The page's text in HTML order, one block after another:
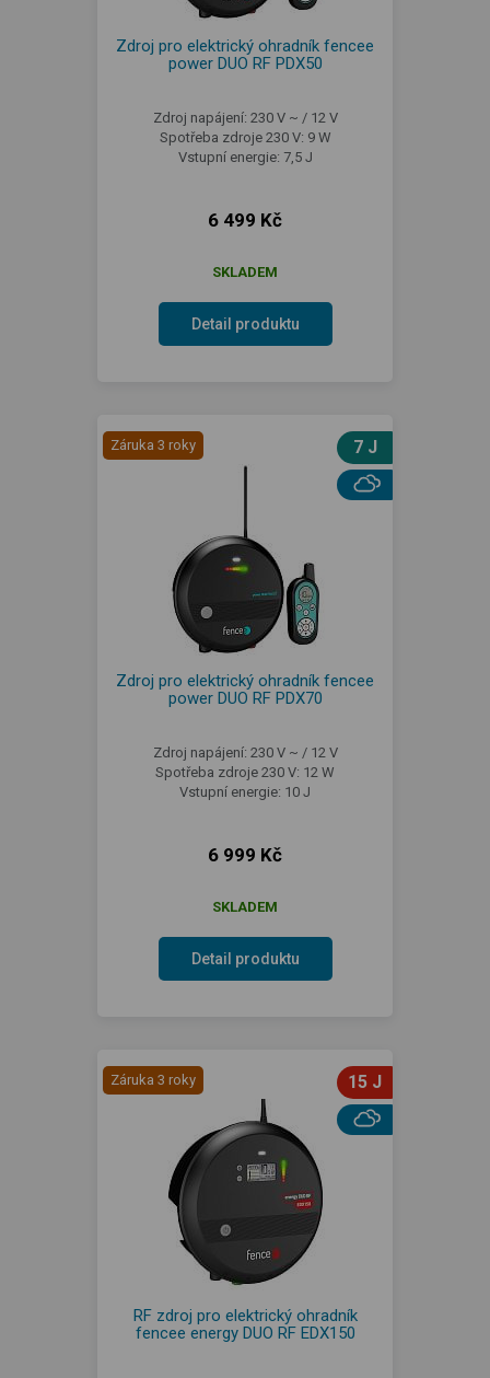
Zdroj pro elektrický ohradník fencee
power DUO RF PDX50
Zdroj napájení: 230 V ~ / 12 V
Spotřeba zdroje 230 V: 9 W
Vstupní energie: 7,5 J
6 499 Kč
SKLADEM
Detail produktu
Záruka 3 roky 7 J
Zdroj pro elektrický ohradník fencee
power DUO RF PDX70
Zdroj napájení: 230 V ~ / 12 V
Spotřeba zdroje 230 V: 12 W
Vstupní energie: 10 J
6 999 Kč
SKLADEM
Detail produktu
Záruka 3 roky 15 J
RF zdroj pro elektrický ohradník
fencee energy DUO RF EDX150